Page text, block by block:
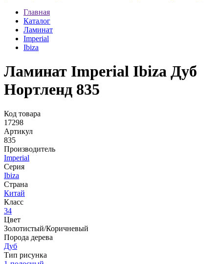
Главная
Каталог
Ламинат
Imperial
Ibiza
Ламинат Imperial Ibiza Дуб
Нортленд 835
Код товара
17298
Артикул
835
Производитель
Imperial
Серия
Ibiza
Страна
Китай
Класс
34
Цвет
Золотистый/Коричневый
Порода дерева
Дуб
Тип рисунка